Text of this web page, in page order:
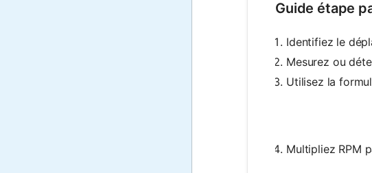
Guide étape
Identifiez le
Mesurez ou
Utilisez la
Multipliez RPM